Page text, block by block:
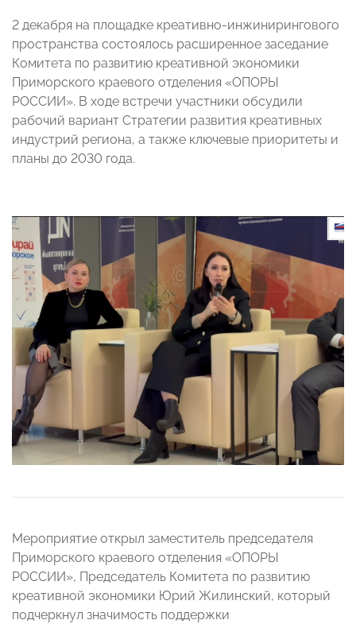
2 декабря на площадке креативно-инжинирингового
пространства состоялось расширенное заседание
Комитета по развитию креативной экономики
Приморского краевого отделения «ОПОРЫ
РОССИИ». В ходе встречи участники обсудили
рабочий вариант Стратегии развития креативных
индустрий региона, а также ключевые приоритеты и
планы до 2030 года.
Мероприятие открыл заместитель председателя
Приморского краевого отделения «ОПОРЫ
РОССИИ», Председатель Комитета по развитию
креативной экономики Юрий Жилинский, который
подчеркнул значимость поддержки